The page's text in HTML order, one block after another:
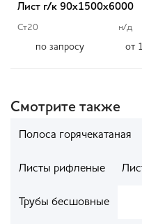
Лист г/к 90х1500х6000
Ст20 н/д
по запросу от
Смотрите также
Полоса горячекатаная
Листы рифленые
Трубы бесшовные